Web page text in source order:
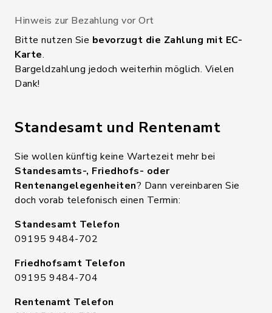
Hinweis zur Bezahlung vor Ort
Bitte nutzen Sie bevorzugt die Zahlung mit EC-
Karte.
Bargeldzahlung jedoch weiterhin möglich. Vielen
Dank!
Standesamt und Rentenamt
Sie wollen künftig keine Wartezeit mehr bei
Standesamts-, Friedhofs- oder
Rentenangelegenheiten? Dann vereinbaren Sie
doch vorab telefonisch einen Termin:
Standesamt Telefon
09195 9484-702
Friedhofsamt Telefon
09195 9484-704
Rentenamt Telefon